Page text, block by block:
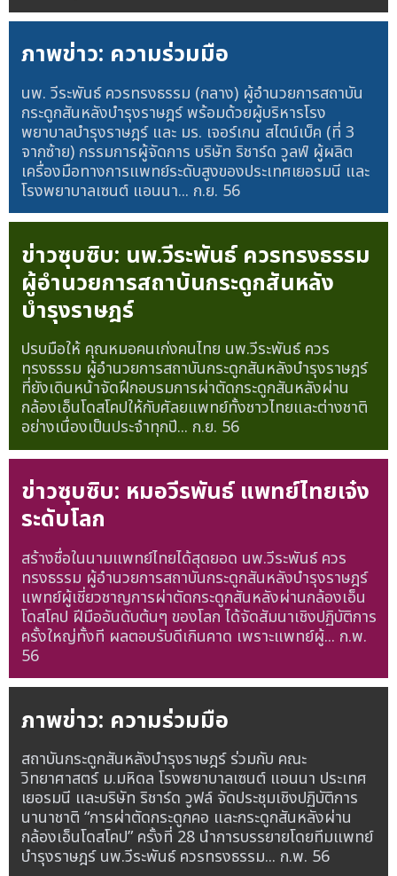
ภาพข่าว: ความร่วมมือ
นพ. วีระพันธ์ ควรทรงธรรม (กลาง) ผู้อำนวยการสถาบัน
กระดูกสันหลังบำรุงราษฎร์ พร้อมด้วยผู้บริหารโรง
พยาบาลบำรุงราษฎร์ และ มร. เจอร์เกน สไตน์เบ็ค (ที่ 3
จากซ้าย) กรรมการผู้จัดการ บริษัท ริชาร์ด วูลฟ์ ผู้ผลิต
เครื่องมือทางการแพทย์ระดับสูงของประเทศเยอรมนี และ
โรงพยาบาลเซนต์ แอนนา... ก.ย. 56
ข่าวซุบซิบ: นพ.วีระพันธ์ ควรทรงธรรม
ผู้อำนวยการสถาบันกระดูกสันหลัง
บำรุงราษฎร์
ปรบมือให้ คุณหมอคนเก่งคนไทย นพ.วีระพันธ์ ควร
ทรงธรรม ผู้อำนวยการสถาบันกระดูกสันหลังบำรุงราษฎร์
ที่ยังเดินหน้าจัดฝึกอบรมการผ่าตัดกระดูกสันหลังผ่าน
กล้องเอ็นโดสโคปให้กับศัลยแพทย์ทั้งชาวไทยและต่างชาติ
อย่างเนื่องเป็นประจำทุกปี... ก.ย. 56
ข่าวซุบซิบ: หมอวีรพันธ์ แพทย์ไทยเจ๋ง
ระดับโลก
สร้างชื่อในนามแพทย์ไทยได้สุดยอด นพ.วีระพันธ์ ควร
ทรงธรรม ผู้อำนวยการสถาบันกระดูกสันหลังบำรุงราษฎร์
แพทย์ผู้เชี่ยวชาญการผ่าตัดกระดูกสันหลังผ่านกล้องเอ็น
โดสโคป ฝีมืออันดับต้นๆ ของโลก ได้จัดสัมนาเชิงปฏิบัติการ
ครั้งใหญ่ทั้งที ผลตอบรับดีเกินคาด เพราะแพทย์ผู้... ก.พ.
56
ภาพข่าว: ความร่วมมือ
สถาบันกระดูกสันหลังบำรุงราษฎร์ ร่วมกับ คณะ
วิทยาศาสตร์ ม.มหิดล โรงพยาบาลเซนต์ แอนนา ประเทศ
เยอรมนี และบริษัท ริชาร์ด วูฟล์ จัดประชุมเชิงปฏิบัติการ
นานาชาติ “การผ่าตัดกระดูกคอ และกระดูกสันหลังผ่าน
กล้องเอ็นโดสโคป” ครั้งที่ 28 นำการบรรยายโดยทีมแพทย์
บำรุงราษฎร์ นพ.วีระพันธ์ ควรทรงธรรม... ก.พ. 56